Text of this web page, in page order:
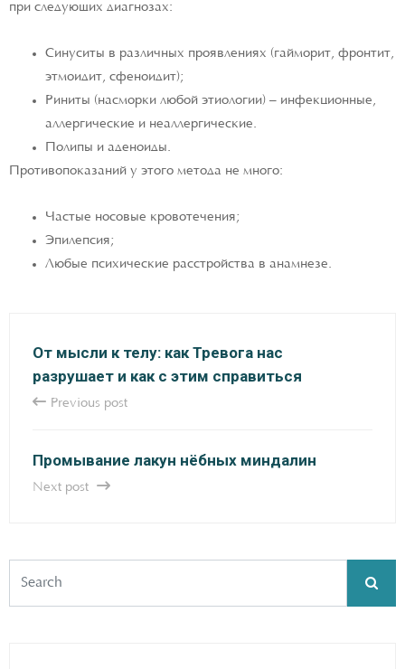
при следующих диагнозах:
Синуситы в различных проявлениях (гайморит, фронтит,
этмоидит, сфеноидит);
Риниты (насморки любой этиологии) – инфекционные,
аллергические и неаллергические.
Полипы и аденоиды.
Противопоказаний у этого метода не много:
Частые носовые кровотечения;
Эпилепсия;
Любые психические расстройства в анамнезе.
От мысли к телу: как Тревога нас
разрушает и как с этим справиться
Previous post
Промывание лакун нёбных миндалин
Next post